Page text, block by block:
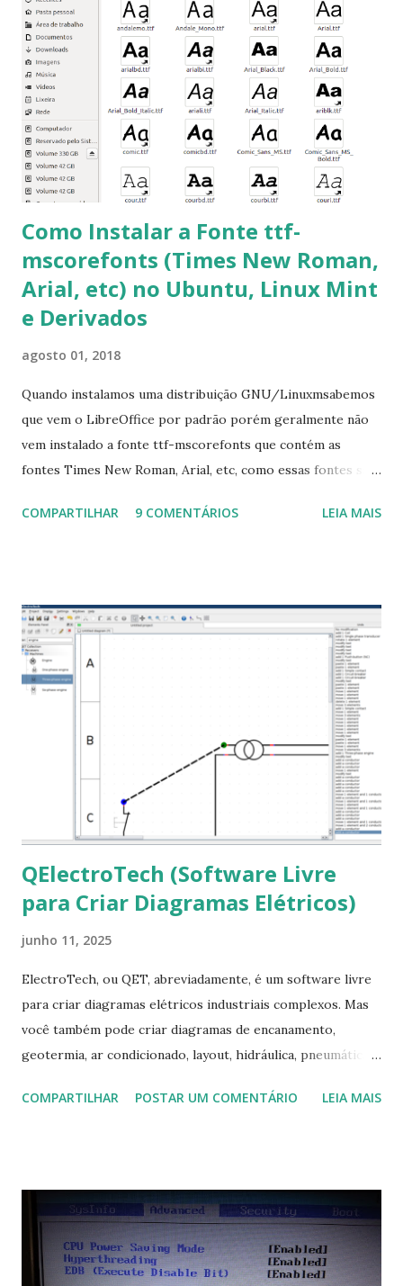
terminal e execute o comando: $ sudo apt-get install ttf-
mscorefonts-installer Leia os termos de uso e avance
clicando em “Ok” Agora aceite os termos de uso clicando
em “Sim” Pronto agora abra o LibreOffice e veja se as
fontes Times New Roman, Arial estão instaladas. Caso
ocorra algum erro ou precisa reinstalar, execute: $ sudo
apt-get install --reinstall ttf-mscorefonts-installer
Como Instalar a Fonte ttf-
mscorefonts (Times New Roman,
Arial, etc) no Ubuntu, Linux Mint
e Derivados
agosto 01, 2018
Quando instalamos uma distribuição GNU/Linuxmsabemos
que vem o LibreOffice por padrão porém geralmente não
vem instalado a fonte ttf-mscorefonts que contém as
fontes Times New Roman, Arial, etc, como essas fontes são
a Associação Brasileira de Normas Técnicas (ABNT), exige
que contém essas fontes. Ao instalar o GNU/Linux abra o
terminal e execute o comando: $ sudo apt-get install ttf-
mscorefonts-installer Leia os termos de uso e avance
clicando em “Ok” Agora aceite os termos de uso clicando
em “Sim” Pronto agora abra o LibreOffice e veja se as
fontes Times New Roman, Arial estão instaladas. Caso
ocorra algum erro ou precisa reinstalar, execute: $ sudo
apt-get install --reinstall ttf-mscorefonts-installer
COMPARTILHAR 9 COMENTÁRIOS LEIA MAIS
QElectroTech (Software Livre
para Criar Diagramas Elétricos)
junho 11, 2025
ElectroTech, ou QET, abreviadamente, é um software livre
para criar diagramas elétricos industriais complexos. Mas
você também pode criar diagramas de encanamento,
geotermia, ar condicionado, layout, hidráulica, pneumática,
Na última versão 0.100, a coleção contém mais de 8.000
COMPARTILHAR POSTAR UM COMENTÁRIO LEIA MAIS